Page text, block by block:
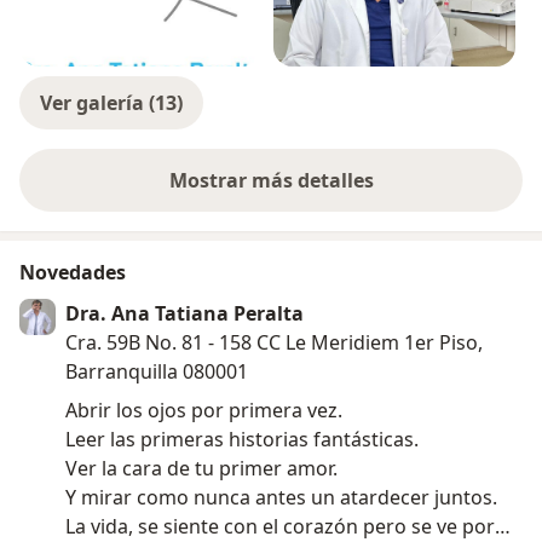
Cada 1 a 2 año para adultos de 55 a 64 años
Cada año para adultos de 65 años en adelante
Dependiendo de los factores de riesgo para
haga exámenes con mayor frecuencia.
Ver galería (13)
Mostrar más detalles
sobre la experiencia
Novedades
Dra. Ana Tatiana Peralta
Cra. 59B No. 81 - 158 CC Le Meridiem 1er Piso,
Barranquilla 080001
Abrir los ojos por primera vez.
Leer las primeras historias fantásticas.
Ver la cara de tu primer amor.
Y mirar como nunca antes un atardecer juntos.
La vida, se siente con el corazón pero se ve por